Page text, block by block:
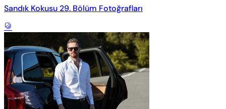
Sandık Kokusu 29. Bölüm Fotoğrafları